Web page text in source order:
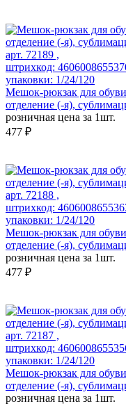
арт. 72189 ,
штрихкод:
упаковки: 1/24/120
Мешок-рюкзак для
отделение (-я),
розничная цена за 1шт.
477 ₽
арт. 72188 ,
штрихкод:
упаковки: 1/24/120
Мешок-рюкзак для
отделение (-я),
розничная цена за 1шт.
477 ₽
арт. 72187 ,
штрихкод:
упаковки: 1/24/120
Мешок-рюкзак для
отделение (-я),
розничная цена за 1шт.